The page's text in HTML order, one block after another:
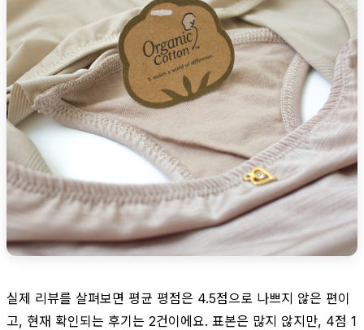
실제 리뷰를 살펴보면 평균 평점은 4.5점으로 나쁘지 않은 편이
고, 현재 확인되는 후기는 2건이에요. 표본은 많지 않지만, 4점 1